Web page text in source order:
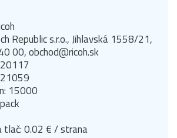
Republic s.r.o., Jihlavská 1558/21,
00, obchod@ricoh.sk
15000
tlač: 0.02 € / strana